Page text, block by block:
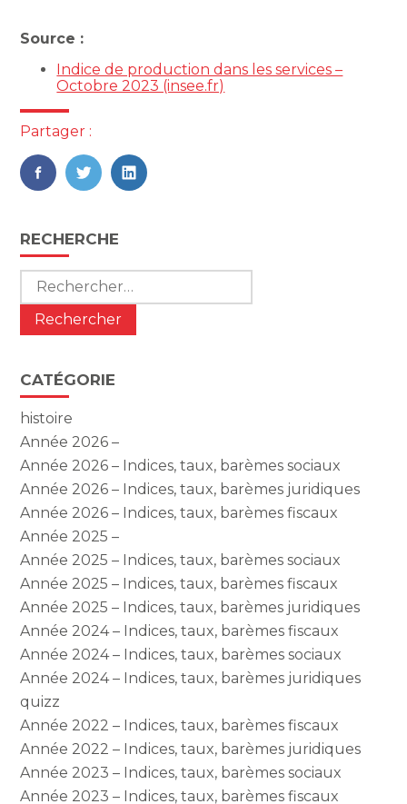
Source :
Indice de production dans les services –
Octobre 2023 (insee.fr)
Partager :
FaceBook
TwitterLinkedIn
Blog
sidebar
RECHERCHE
Rechercher :
CATÉGORIE
histoire
Année 2026 –
Année 2026 – Indices, taux, barèmes sociaux
Année 2026 – Indices, taux, barèmes juridiques
Année 2026 – Indices, taux, barèmes fiscaux
Année 2025 –
Année 2025 – Indices, taux, barèmes sociaux
Année 2025 – Indices, taux, barèmes fiscaux
Année 2025 – Indices, taux, barèmes juridiques
Année 2024 – Indices, taux, barèmes fiscaux
Année 2024 – Indices, taux, barèmes sociaux
Année 2024 – Indices, taux, barèmes juridiques
quizz
Année 2022 – Indices, taux, barèmes fiscaux
Année 2022 – Indices, taux, barèmes juridiques
Année 2023 – Indices, taux, barèmes sociaux
Année 2023 – Indices, taux, barèmes fiscaux